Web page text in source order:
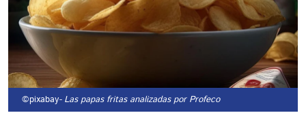
©pixabay- Las papas fritas analizadas por Profeco